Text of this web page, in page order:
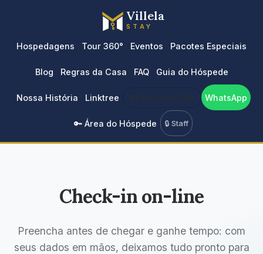
Villela
STAY
Hospedagens Tour 360° Eventos Pacotes Especiais
Blog Regras da Casa FAQ Guia do Hóspede
Nossa História Linktree 🌐Português BR▾ WhatsApp
🔑 Área do Hóspede 🔒 Staff
Check-in on-line
Preencha antes de chegar e ganhe tempo: com
seus dados em mãos, deixamos tudo pronto para